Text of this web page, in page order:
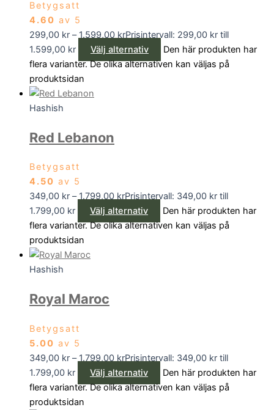
Betygsatt
4.60 av 5
299,00 kr – 1.599,00 krPrisintervall: 299,00 kr till
1.599,00 kr
Välj alternativ
Den här produkten har
flera varianter. De olika alternativen kan väljas på
produktsidan
Hashish
Red Lebanon
Betygsatt
4.50 av 5
349,00 kr – 1.799,00 krPrisintervall: 349,00 kr till
1.799,00 kr
Välj alternativ
Den här produkten har
flera varianter. De olika alternativen kan väljas på
produktsidan
Hashish
Royal Maroc
Betygsatt
5.00 av 5
349,00 kr – 1.799,00 krPrisintervall: 349,00 kr till
1.799,00 kr
Välj alternativ
Den här produkten har
flera varianter. De olika alternativen kan väljas på
produktsidan